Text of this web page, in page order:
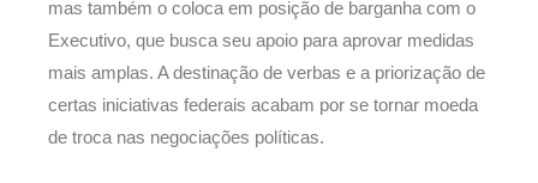
mas também o coloca em posição de barganha com o
Executivo, que busca seu apoio para aprovar medidas
mais amplas. A destinação de verbas e a priorização de
certas iniciativas federais acabam por se tornar moeda
de troca nas negociações políticas.